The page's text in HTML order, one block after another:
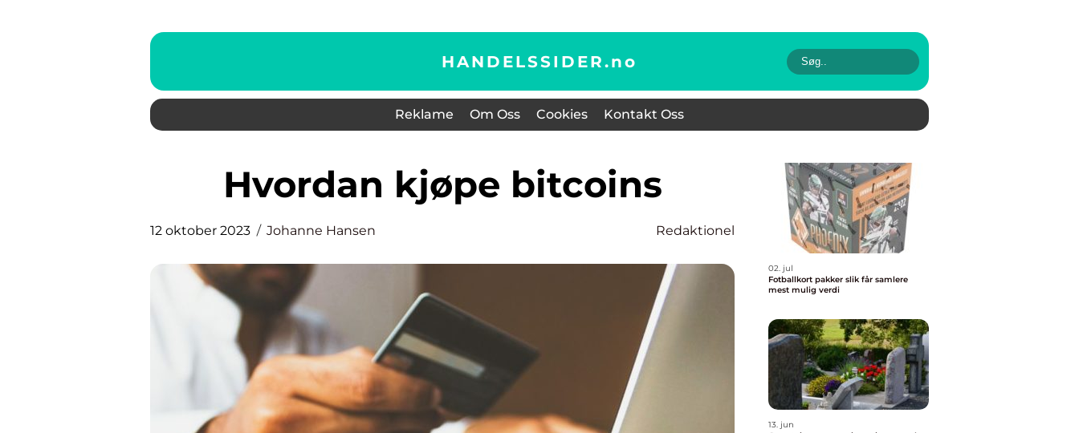
HANDELSSIDER.no
Reklame Om Oss Cookies Kontakt Oss
Hvordan kjøpe bitcoins
12 oktober 2023 Johanne Hansen Redaktionel
02. jul
Fotballkort pakker slik får samlere
mest mulig verdi
13. jun